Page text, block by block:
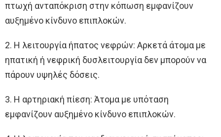
πτωχή ανταπόκριση στην κόπωση εμφανίζουν
αυξημένο κίνδυνο επιπλοκών.
2. Η λειτουργία ήπατος νεφρών: Αρκετά άτομα με
ηπατική ή νεφρική δυσλειτουργία δεν μπορούν να
πάρουν υψηλές δόσεις.
3. Η αρτηριακή πίεση: Άτομα με υπόταση
εμφανίζουν αυξημένο κίνδυνο επιπλοκών.